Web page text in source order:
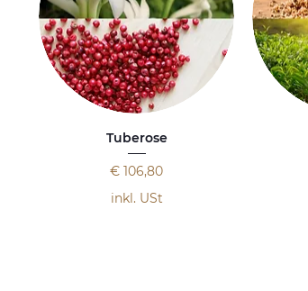
Tuberose
Preis
€ 106,80
inkl. USt